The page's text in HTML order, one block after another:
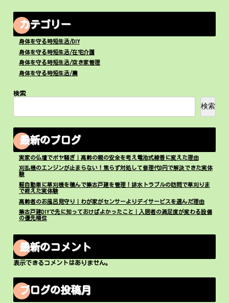
カテゴリー
身体を守る時短生活/DIY
身体を守る時短生活/在宅介護
身体を守る時短生活/空き家管理
身体を守る時短生活/農
検索
検索
最新のブログ
実家の仏壇でボヤ騒ぎ｜高齢の親の安全を考え電池式線香に変えた理由
刈払機のエンジンが止まらない！焦らず対処して修理代0円で解決できた実体
験
軽自動車に草刈機を積んで築古戸建を管理！排水トラブルの訪問で草刈りま
で終えた実体験
高齢者のお風呂見守り｜わが家がセンサーよりデイサービスを選んだ理由
築古戸建DIYで先に知っておけばよかったこと｜入居者の満足度が変わる設備
の優先順位
最新のコメント
表示できるコメントはありません。
ブログの投稿月